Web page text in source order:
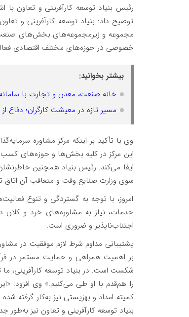
رئیس بنیاد توسعه کارآفرینی و تعاون با
توضیح داد: بنیاد توسعه کارآفرینی و
مجموعه و زیرمجموعه‌های بخش‌های
خصوصی در حوزه‌های مختلف اقتصادی
بیشتر بخوانید:
خانه صنعت، معدن و تجارت با
مسیر تازه در معیشت کارگران؛ دفاع
وی با تأکید بر اینکه مرکز مشاوره
این مرکز در کلیه بخش‌ها و حوزه‌های
سوی وزارت صنایع وقت و متعاقب آن
امروز، با توجه به گستردگی و تنوع
خدمات، نیاز به مشاوره‌های خرد و
اجتناب‌ناپذیر و ضروری است.
پشتیبانی مداوم شرط لازم موفقیت در
بر اهمیت همراهی و حمایت مستمر در
شکست است. در بنیاد توسعه کارآفرینی، ما
را هم‌قدم با او طی می‌کنیم.» وی افزود:
کمیته امداد و بهزیستی نیز به‌کار گرفته
بنیاد توسعه کارآفرینی و تعاون نیز به‌طور